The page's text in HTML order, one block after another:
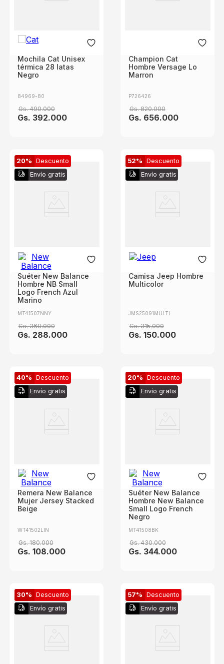
Mochila Cat Unisex
térmica 28 latas
Negro
84969-80
Gs. 490.000
Gs. 392.000
Champion Cat
Hombre Versage Lo
Marron
P726426
Gs. 820.000
Gs. 656.000
20%
Descuento
Envío gratis
Suéter New Balance
Hombre NB Small
Logo French Azul
Marino
MT41507NNY
Gs. 360.000
Gs. 288.000
52%
Descuento
Envío gratis
Camisa Jeep Hombre
Multicolor
JMS25091MULTI
Gs. 315.000
Gs. 150.000
40%
Descuento
Envío gratis
Remera New Balance
Mujer Jersey Stacked
Beige
WT41502LIN
Gs. 180.000
Gs. 108.000
20%
Descuento
Envío gratis
Suéter New Balance
Hombre New Balance
Small Logo French
Negro
MT41508BK
Gs. 430.000
Gs. 344.000
30%
Descuento
Envío gratis
57%
Descuento
Envío gratis